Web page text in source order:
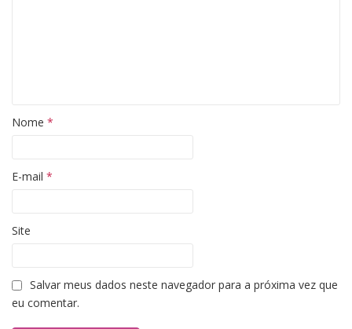
Nome *
E-mail *
Site
Salvar meus dados neste navegador para a próxima vez que
eu comentar.